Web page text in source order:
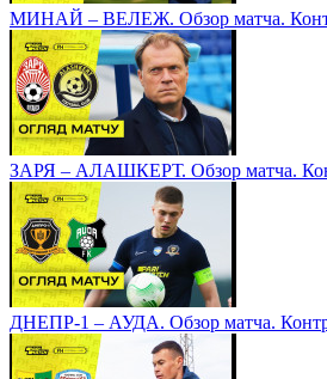
МИНАЙ – ВЕЛЕЖ. Обзор матча.
ЗАРЯ – АЛАШКЕРТ. Обзор матча.
ДНЕПР-1 – АУДА. Обзор матча.